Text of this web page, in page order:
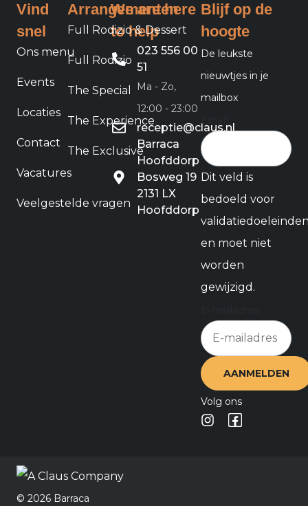
Vind
snel
Ons menu
Events
Locaties
Contact
Vacatures
Veelgestelde vragen
Arrangementen
Full Rodizio & Dessert
Full Rodizio
The Special
The Experience
The Exclusive
We are here
to help
023 556 00
51
Ma - Zo,
12:00 - 23:00
receptie@claus.nl
Barraca
Hoofddorp
Bosweg 19
2131 LX
Hoofddorp
Blijf op de
hoogte
De leukste
nieuwtjes in je
mailbox
Email
Dit veld is
bedoeld voor
en moet niet
worden
gewijzigd.
Volg ons
©️ 2026 Barraca